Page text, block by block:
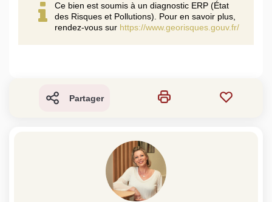
Ce bien est soumis à un diagnostic ERP (État
des Risques et Pollutions). Pour en savoir plus,
rendez-vous sur https://www.georisques.gouv.fr/
Partager